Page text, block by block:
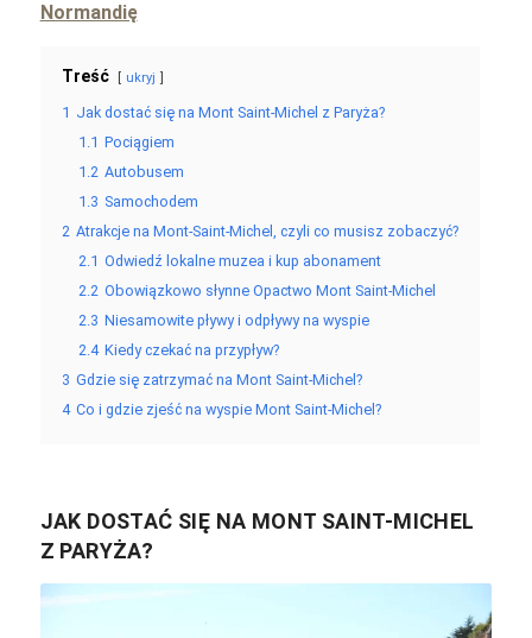
Normandię
Treść ukryj
1 Jak dostać się na Mont Saint-Michel z Paryża?
1.1 Pociągiem
1.2 Autobusem
1.3 Samochodem
2 Atrakcje na Mont-Saint-Michel, czyli co musisz zobaczyć?
2.1 Odwiedź lokalne muzea i kup abonament
2.2 Obowiązkowo słynne Opactwo Mont Saint-Michel
2.3 Niesamowite pływy i odpływy na wyspie
2.4 Kiedy czekać na przypływ?
3 Gdzie się zatrzymać na Mont Saint-Michel?
4 Co i gdzie zjeść na wyspie Mont Saint-Michel?
JAK DOSTAĆ SIĘ NA MONT SAINT-MICHEL
Z PARYŻA?